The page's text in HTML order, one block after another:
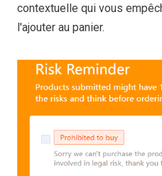
contextuelle qui vous
l'ajouter au panier.